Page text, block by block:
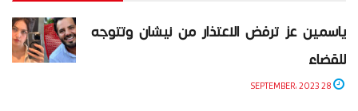
ياسمين عز ترفض الاعتذار من نيشان وتتوجه
للقضاء